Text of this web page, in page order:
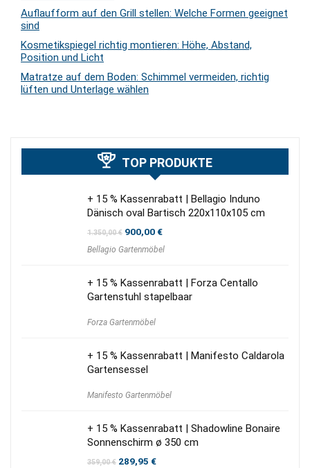
Auflaufform auf den Grill stellen: Welche Formen geeignet
sind
Kosmetikspiegel richtig montieren: Höhe, Abstand,
Position und Licht
Matratze auf dem Boden: Schimmel vermeiden, richtig
lüften und Unterlage wählen
TOP PRODUKTE
+ 15 % Kassenrabatt | Bellagio Induno
Dänisch oval Bartisch 220x110x105 cm
1.350,00€ Ursprünglicher
war:
900,00€Aktueller
ist:
Bellagio Gartenmöbel
+ 15 % Kassenrabatt | Forza Centallo
Gartenstuhl stapelbaar
Forza Gartenmöbel
+ 15 % Kassenrabatt | Manifesto Caldarola
Gartensessel
Manifesto Gartenmöbel
+ 15 % Kassenrabatt | Shadowline Bonaire
Sonnenschirm ø 350 cm
359,00€ Ursprünglicher
289,95 €Aktueller